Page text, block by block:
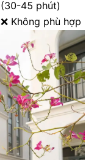
(30-45 phút)
❌ Không phù hợp